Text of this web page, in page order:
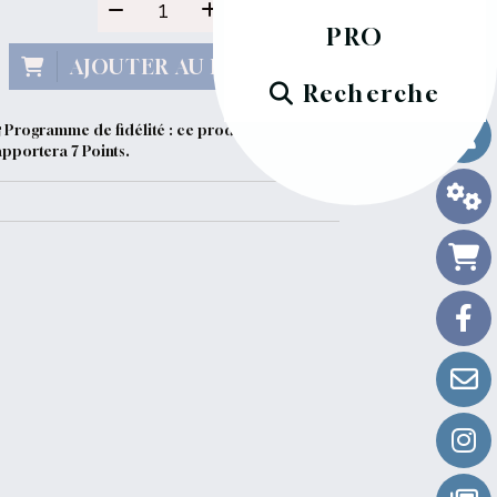
PRO
Recherche
AJOUTER AU PANIER
Programme de fidélité : ce produit vous
7Points.